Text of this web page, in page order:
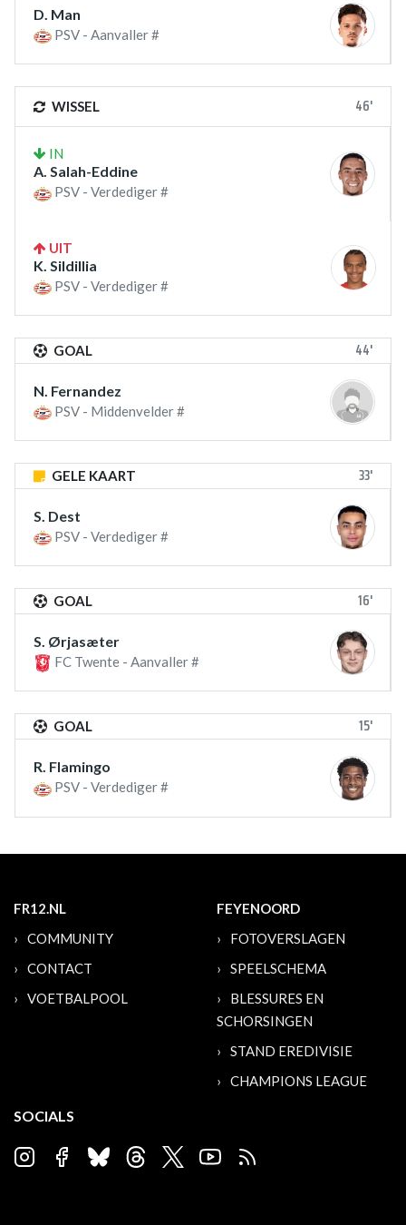
D. Man
PSV - Aanvaller #
WISSEL 46'
IN
A. Salah-Eddine
PSV - Verdediger #
UIT
K. Sildillia
PSV - Verdediger #
GOAL 44'
N. Fernandez
PSV - Middenvelder #
GELE KAART 33'
S. Dest
PSV - Verdediger #
GOAL 16'
S. Ørjasæter
FC Twente - Aanvaller #
GOAL 15'
R. Flamingo
PSV - Verdediger #
FR12.NL
COMMUNITY
CONTACT
VOETBALPOOL
FEYENOORD
FOTOVERSLAGEN
SPEELSCHEMA
BLESSURES EN
SCHORSINGEN
STAND EREDIVISIE
CHAMPIONS LEAGUE
SOCIALS